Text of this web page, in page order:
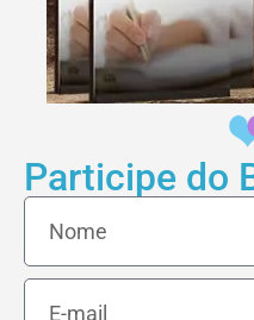
Participe do